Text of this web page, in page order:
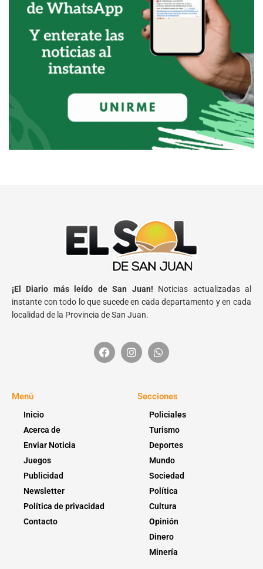
¡El Diario más leído de San Juan! Noticias actualizadas al
instante con todo lo que sucede en cada departamento y en cada
localidad de la Provincia de San Juan.
Menú
Inicio
Acerca de
Enviar Noticia
Juegos
Publicidad
Newsletter
Política de privacidad
Contacto
Secciones
Policiales
Turismo
Deportes
Mundo
Sociedad
Política
Cultura
Opinión
Dinero
Minería